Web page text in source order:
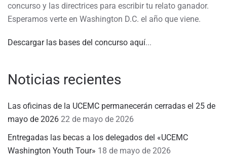
concurso y las directrices para escribir tu relato ganador.
Esperamos verte en Washington D.C. el año que viene.
Descargar las bases del concurso aquí...
Noticias recientes
Las oficinas de la UCEMC permanecerán cerradas el 25 de
mayo de 2026 22 de mayo de 2026
Entregadas las becas a los delegados del «UCEMC
Washington Youth Tour» 18 de mayo de 2026